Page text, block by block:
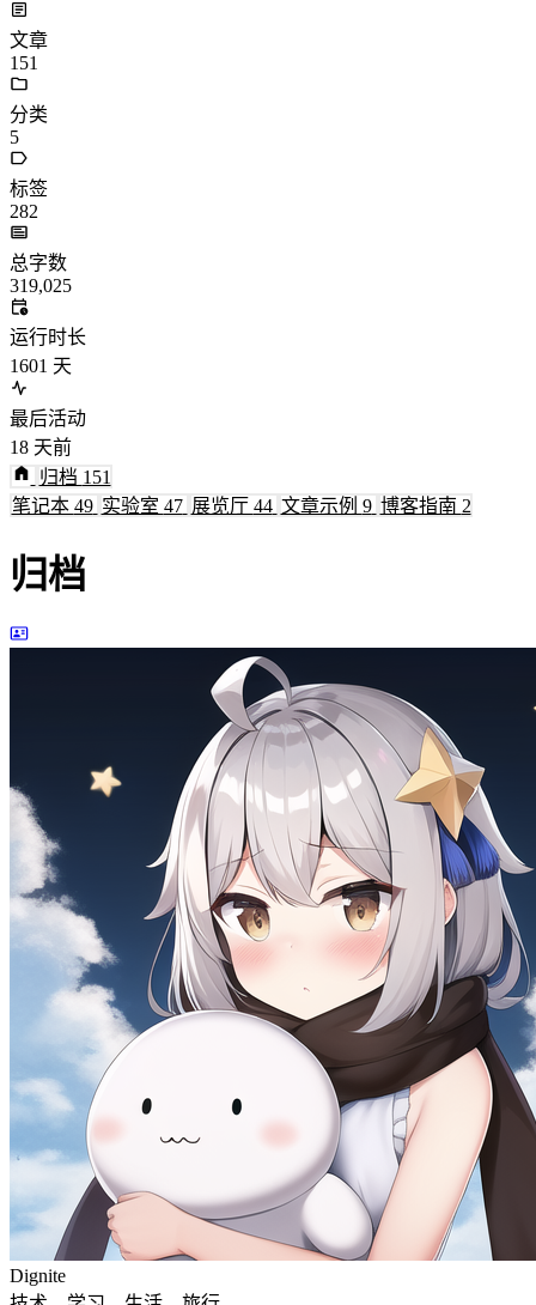
文章
151
分类
5
标签
282
总字数
319,025
运行时长
1601 天
最后活动
18 天前
归档 151
笔记本 49 实验室 47 展览厅 44 文章示例 9 博客指南 2
归档
Dignite